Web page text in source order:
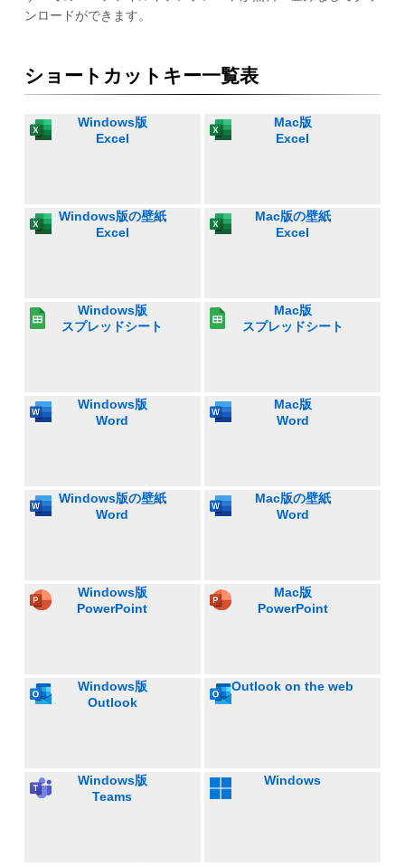
ンロードができます。
ショートカットキー一覧表
Windows版
Excel
Mac版
Excel
Windows版の壁紙
Excel
Mac版の壁紙
Excel
Windows版
スプレッドシート
Mac版
スプレッドシート
Windows版
Word
Mac版
Word
Windows版の壁紙
Word
Mac版の壁紙
Word
Windows版
PowerPoint
Mac版
PowerPoint
Windows版
Outlook
Outlook on the web
Windows版
Teams
Windows